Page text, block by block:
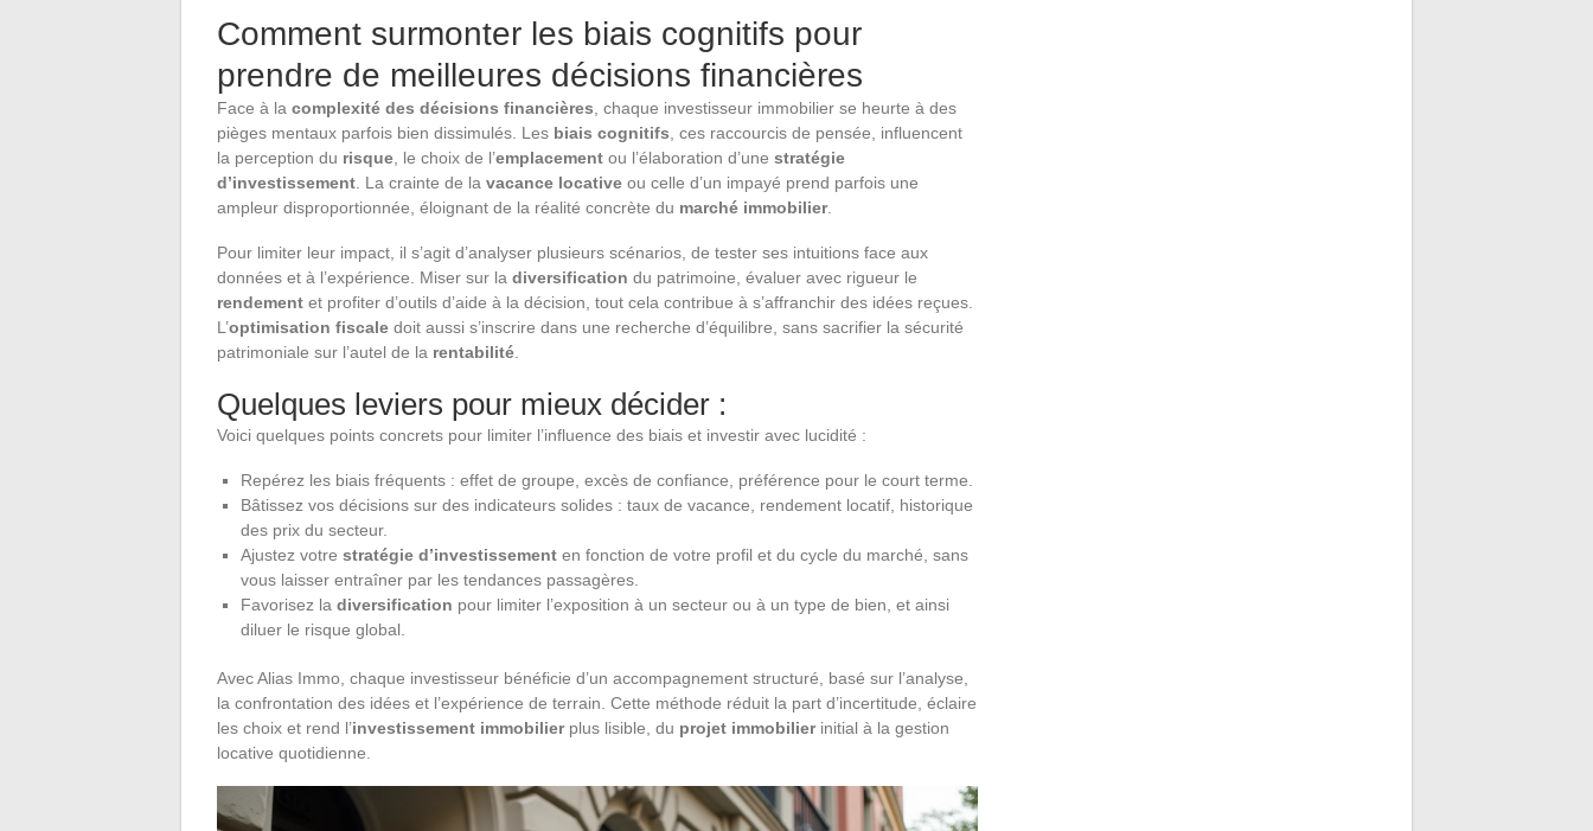
Comment surmonter les biais cognitifs pour
prendre de meilleures décisions financières
Face à la complexité des décisions financières , chaque investisseur immobilier se heurte à des
pièges mentaux parfois bien dissimulés. Les biais cognitifs , ces raccourcis de pensée, influencent
la perception du risque , le choix de l’emplacement ou l’élaboration d’une stratégie
d’investissement . La crainte de la vacance locative ou celle d’un impayé prend parfois une
ampleur disproportionnée, éloignant de la réalité concrète du marché immobilier.
Pour limiter leur impact, il s’agit d’analyser plusieurs scénarios, de tester ses intuitions face aux
données et à l’expérience. Miser sur la diversification du patrimoine, évaluer avec rigueur le
rendement et profiter d’outils d’aide à la décision, tout cela contribue à s’affranchir des idées reçues.
L’optimisation fiscale doit aussi s’inscrire dans une recherche d’équilibre, sans sacrifier la sécurité
patrimoniale sur l’autel de la rentabilité
Quelques leviers pour mieux décider :
Voici quelques points concrets pour limiter l’influence des biais et investir avec lucidité :
Repérez les biais fréquents : effet de groupe, excès de confiance, préférence pour le court terme.
Bâtissez vos décisions sur des indicateurs solides : taux de vacance, rendement locatif, historique
des prix du secteur.
Ajustez votre stratégie d’investissement en fonction de votre profil et du cycle du marché, sans
vous laisser entraîner par les tendances passagères.
Favorisez la diversification pour limiter l’exposition à un secteur ou à un type de bien, et ainsi
diluer le risque global.
Avec Alias Immo, chaque investisseur bénéficie d’un accompagnement structuré, basé sur l’analyse,
la confrontation des idées et l’expérience de terrain. Cette méthode réduit la part d’incertitude, éclaire
les choix et rend l’investissement immobilierplus lisible, du projet immobilierinitial à la gestion
locative quotidienne.